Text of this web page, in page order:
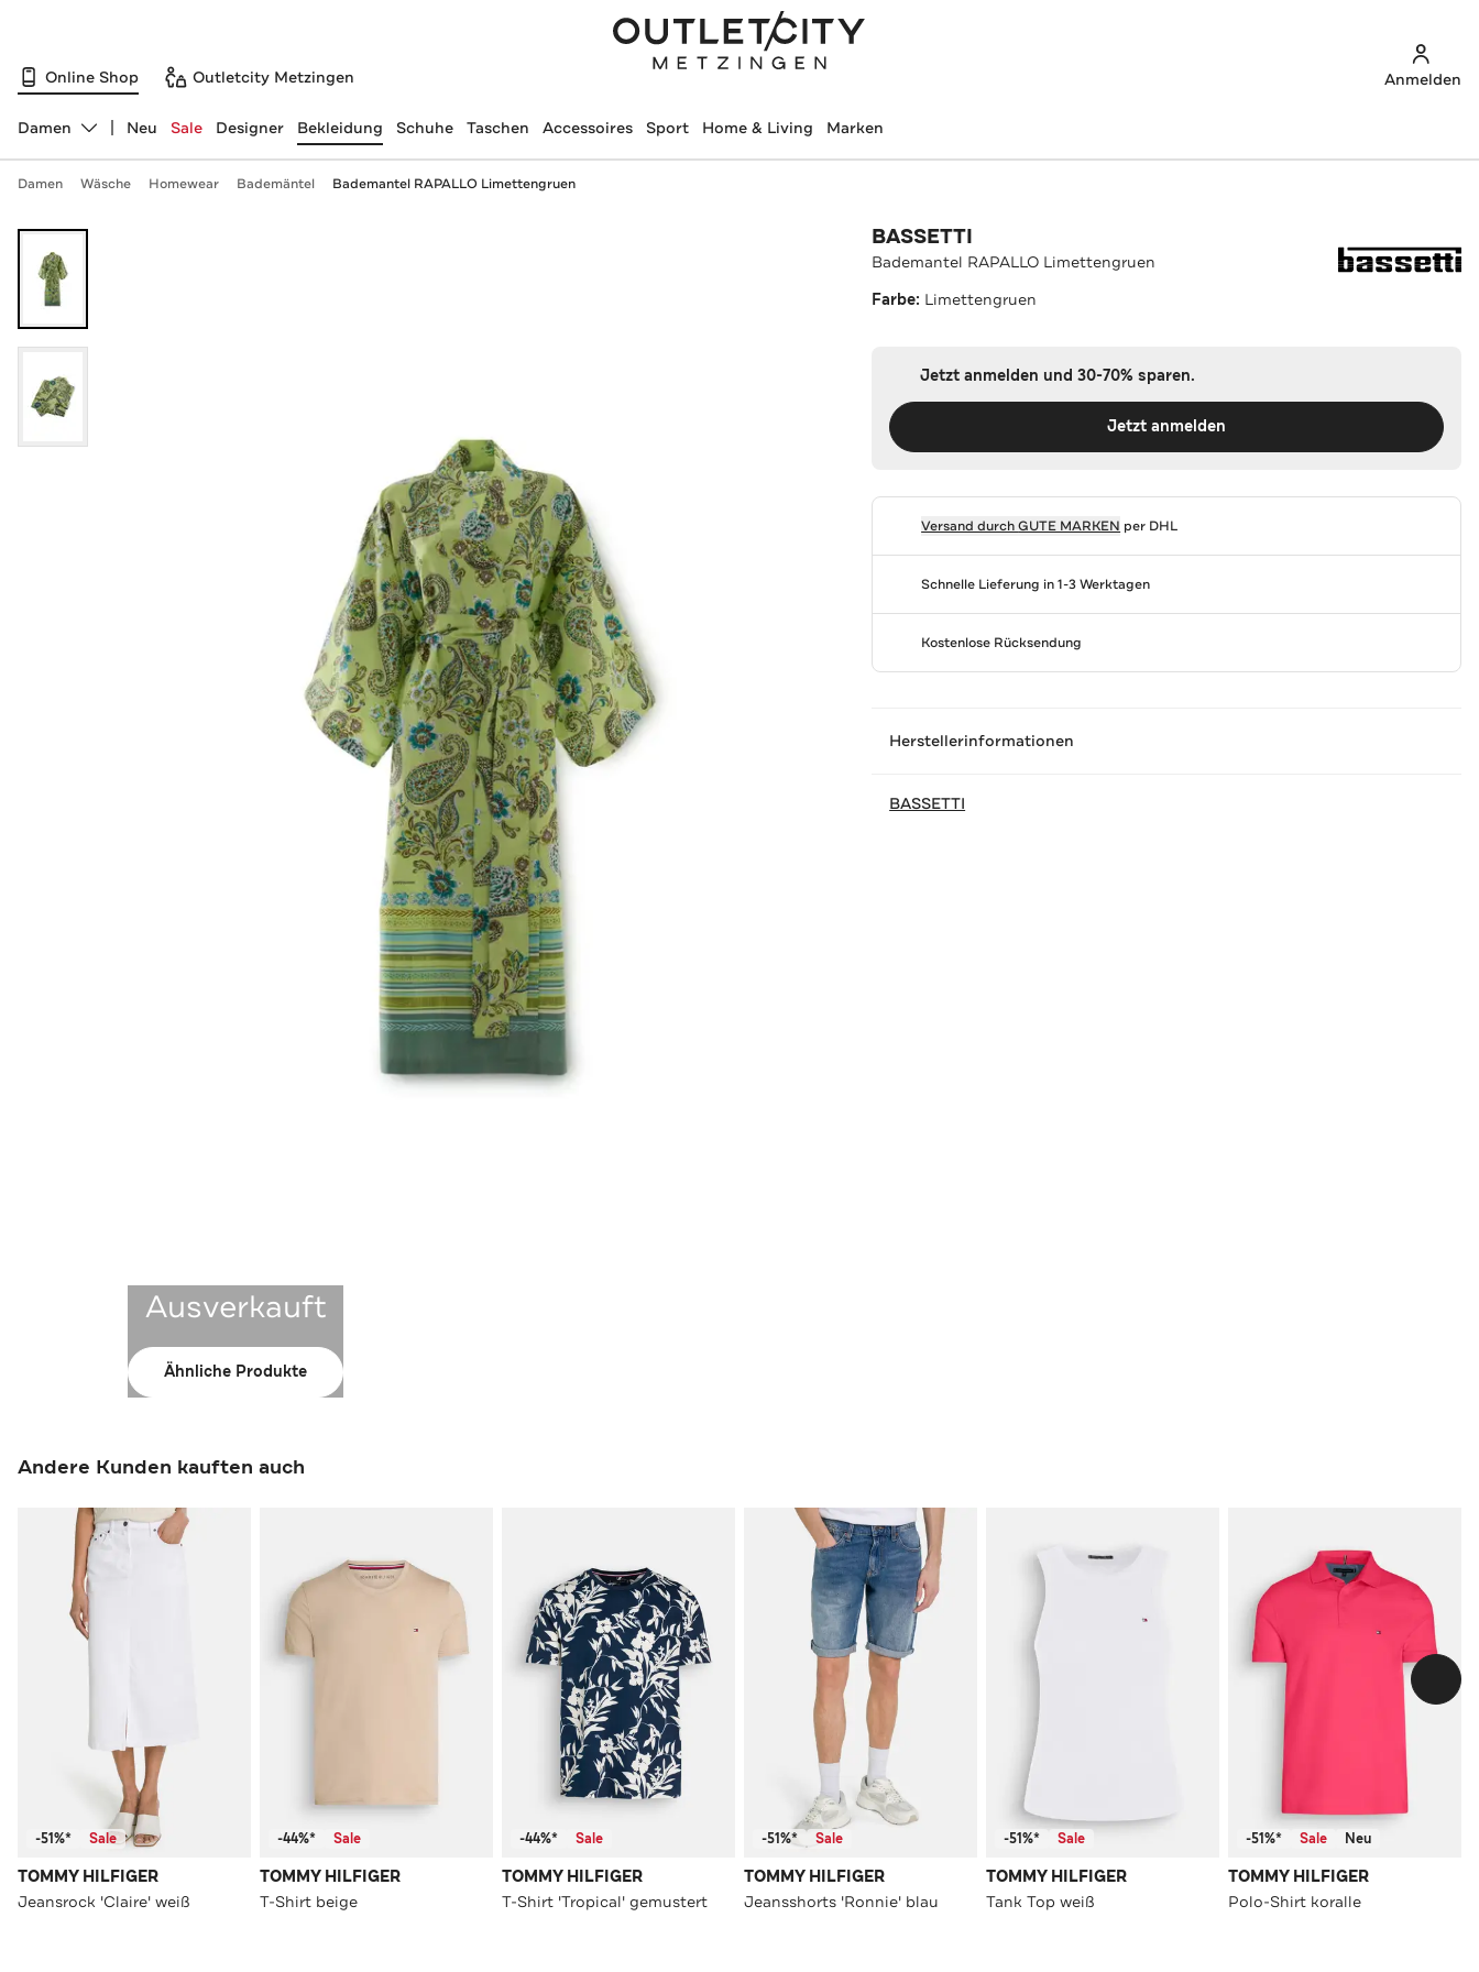
Online Shop Outletcity Metzingen Anmelden
Abteilung ändern, ausgewählt:
Damen Neu Sale Designer Bekleidung Schuhe Taschen Accessoires Sport Home & Living Marken
Damen Wäsche Homewear Bademäntel Bademantel RAPALLO Limettengruen
Ausverkauft
Ähnliche Produkte
BASSETTI
Bademantel RAPALLO Limettengruen
Farbe: Limettengruen
Jetzt anmelden und 30-70% sparen.
Jetzt anmelden
Versand durchGUTE MARKEN per DHL
Schnelle Lieferung in 1-3 Werktagen
Kostenlose Rücksendung
Herstellerinformationen
BASSETTI
Andere Kunden kauften auch
-51%* Sale
TOMMY HILFIGER
Jeansrock 'Claire' weiß
-44%* Sale
TOMMY HILFIGER
T-Shirt beige
-44%* Sale
TOMMY HILFIGER
T-Shirt 'Tropical' gemustert
-51%* Sale
TOMMY HILFIGER
Jeansshorts 'Ronnie' blau
-51%* Sale
TOMMY HILFIGER
Tank Top weiß
-51%* Sale Neu
TOMMY HILFIGER
Polo-Shirt koralle